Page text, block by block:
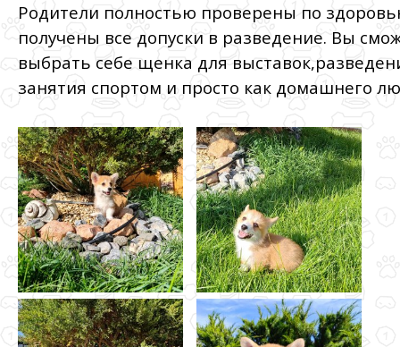
Родители полностью проверены по
получены все допуски в разведение. Вы
выбрать себе щенка для
занятия спортом и просто как домашнего